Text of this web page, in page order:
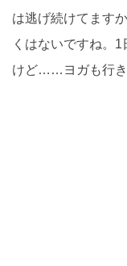
は逃げ続けてます
くはないですね。
けど……ヨガも行き